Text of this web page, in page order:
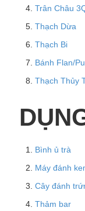
Trân Châu
Thạch Dừa
Thạch Bi
Bánh Flan/
Thạch Thủy
Bình ủ trà
Máy đánh
Cây đánh
Thảm bar